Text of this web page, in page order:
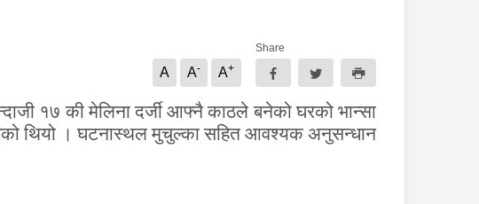
A A- A+
Share
१७ की मेलिना दर्जी आफ्नै काठले बनेको घरको भान्सा
थियो । घटनास्थल मुचुल्का सहित आवश्यक अनुसन्धान